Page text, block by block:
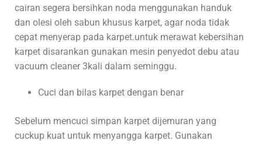
cairan segera bersihkan noda menggunakan handuk
dan olesi oleh sabun khusus karpet, agar noda tidak
cepat menyerap pada karpet.untuk merawat kebersihan
karpet disarankan gunakan mesin penyedot debu atau
vacuum cleaner 3kali dalam seminggu.
Cuci dan bilas karpet dengan benar
Sebelum mencuci simpan karpet dijemuran yang
cuckup kuat untuk menyangga karpet. Gunakan